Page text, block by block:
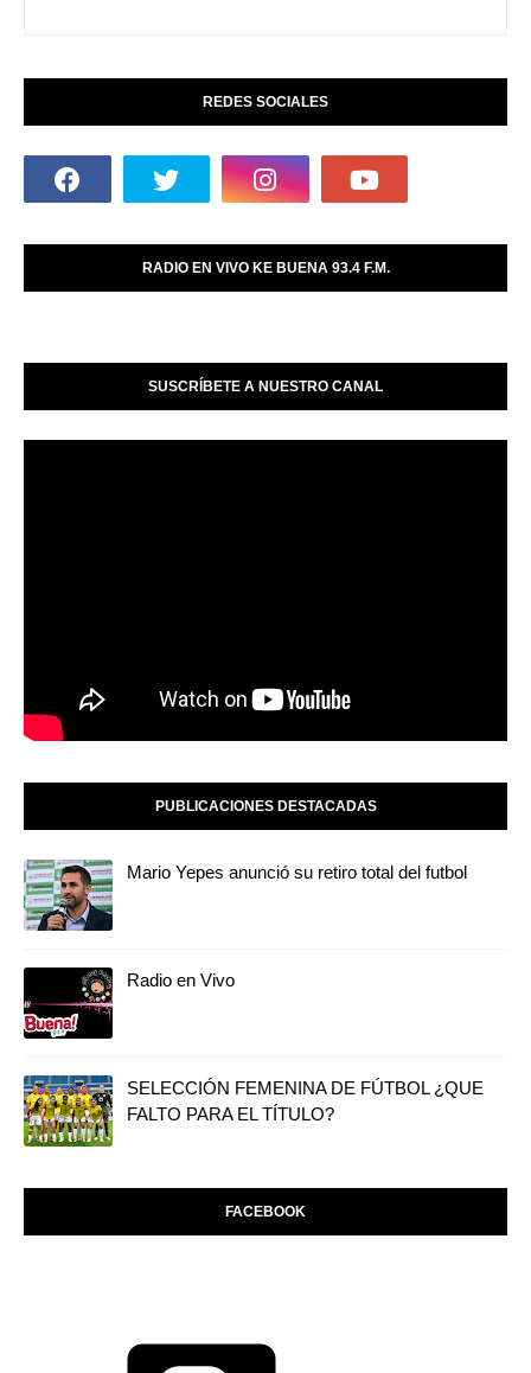
REDES SOCIALES
RADIO EN VIVO KE BUENA 93.4 F.M.
SUSCRÍBETE A NUESTRO CANAL
PUBLICACIONES DESTACADAS
Mario Yepes anunció su retiro total del futbol
Radio en Vivo
SELECCIÓN FEMENINA DE FÚTBOL ¿QUE
FALTO PARA EL TÍTULO?
FACEBOOK